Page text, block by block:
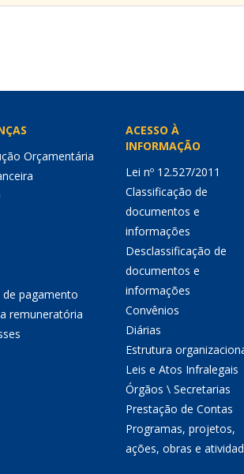
Orçamentária
de pagamento
remuneratória
ACESSO À
INFORMAÇÃO
Lei nº 12.527/2011
Classificação de
documentos e
informações
Desclassificação de
documentos e
informações
Convênios
Diárias
Estrutura
Leis e Atos Infralegais
Órgãos \ Secretarias
Prestação de Contas
Programas, projetos,
ações, obras e